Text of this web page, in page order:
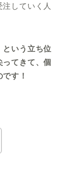
していく人
という立ち位
てきて、個
す！